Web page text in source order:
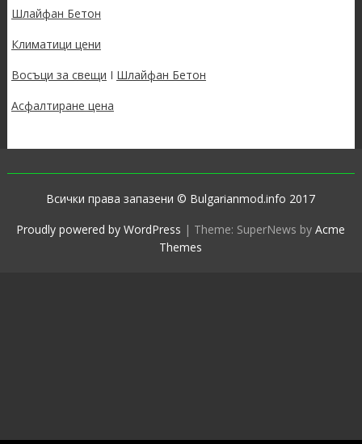
Шлайфан Бетон
Климатици цени
Восъци за свещи I Шлайфан Бетон
Асфалтиране цена
Всички права запазени © Bulgarianmod.info 2017
Proudly powered by WordPress | Theme: SuperNews byAcme
Themes